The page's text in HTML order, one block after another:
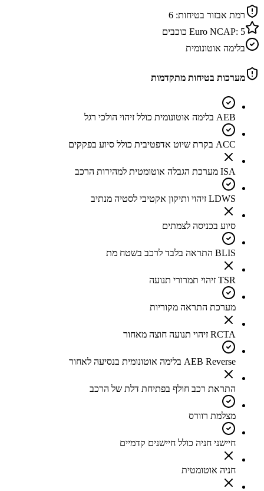
רמת אבזור בטיחות: 6
Euro NCAP: 5
כוכבים
בלימה אוטונומית
מערכות בטיחות מתקדמות
AEB בלימה אוטונומית כולל זיהוי הולכי רגל
ACC בקרת שיוט אדפטיבית כולל סיוע בפקקים
ISA מערכת הגבלה אוטומטית למהירות הרכב
LDWS זיהוי ותיקון אקטיבי לסטיה מנתיב
סיוע בכניסה לצמתים
BLIS התראה בלבד לרכב בשטח מת
TSR זיהוי תמרורי תנועה
מערכת התראה מקוריות
RCTA זיהוי תנועה חוצה מאחור
AEB Reverse בלימה אוטונומית בנסיעה לאחור
התראת רכב חולף בפתיחת דלת של הרכב
מצלמת רוורס
חיישני חניה כולל חיישנים קדמיים
חניה אוטומטית